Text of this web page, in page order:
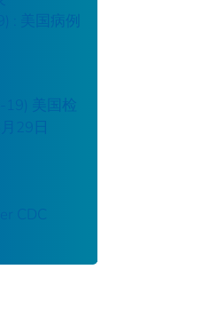
: 美国病例
19) 美国检
29日
CDC